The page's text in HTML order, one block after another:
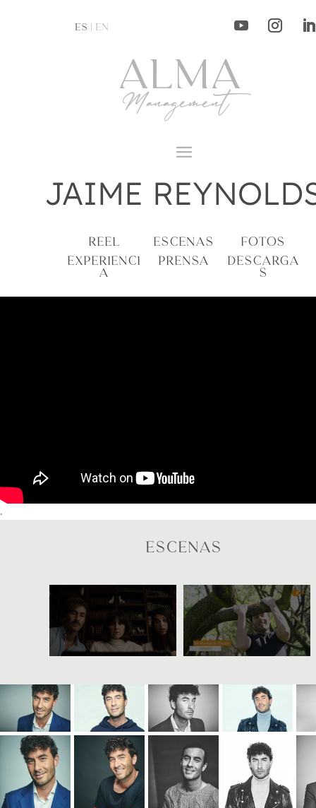
ES | EN
JAIME
REEL ESCENAS
FOTOS
EXPERIENCI
A
PRENSA
DESCARGA
S
.
ESCENAS